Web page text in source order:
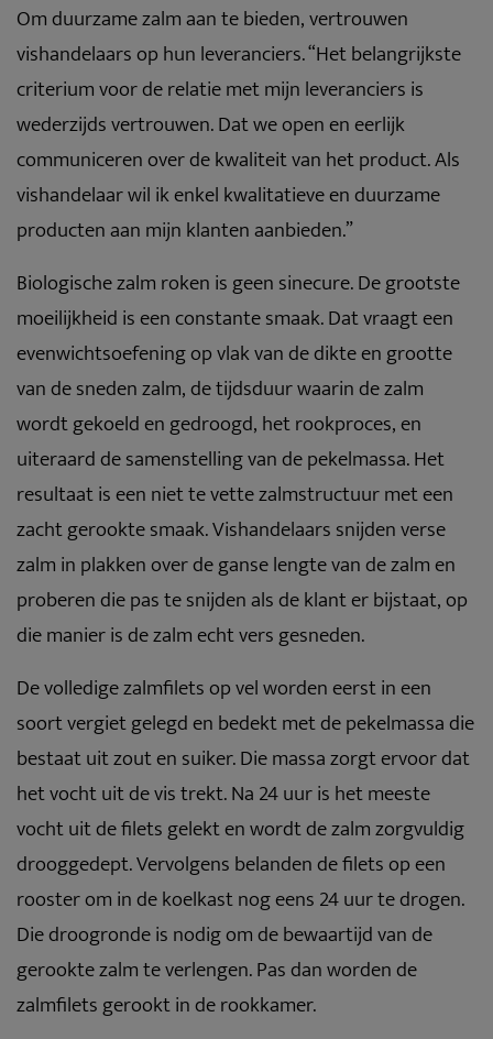
Om duurzame zalm aan te bieden, vertrouwen
vishandelaars op hun leveranciers. “Het belangrijkste
criterium voor de relatie met mijn leveranciers is
wederzijds vertrouwen. Dat we open en eerlijk
communiceren over de kwaliteit van het product. Als
vishandelaar wil ik enkel kwalitatieve en duurzame
producten aan mijn klanten aanbieden.”
Biologische zalm roken is geen sinecure. De grootste
moeilijkheid is een constante smaak. Dat vraagt een
evenwichtsoefening op vlak van de dikte en grootte
van de sneden zalm, de tijdsduur waarin de zalm
wordt gekoeld en gedroogd, het rookproces, en
uiteraard de samenstelling van de pekelmassa. Het
resultaat is een niet te vette zalmstructuur met een
zacht gerookte smaak. Vishandelaars snijden verse
zalm in plakken over de ganse lengte van de zalm en
proberen die pas te snijden als de klant er bijstaat, op
die manier is de zalm echt vers gesneden.
De volledige zalmfilets op vel worden eerst in een
soort vergiet gelegd en bedekt met de pekelmassa die
bestaat uit zout en suiker. Die massa zorgt ervoor dat
het vocht uit de vis trekt. Na 24 uur is het meeste
vocht uit de filets gelekt en wordt de zalm zorgvuldig
drooggedept. Vervolgens belanden de filets op een
rooster om in de koelkast nog eens 24 uur te drogen.
Die droogronde is nodig om de bewaartijd van de
gerookte zalm te verlengen. Pas dan worden de
zalmfilets gerookt in de rookkamer.